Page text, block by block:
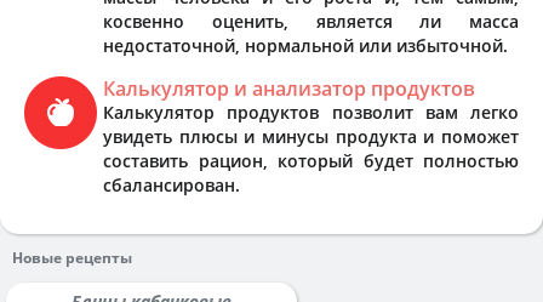
косвенно оценить, является ли масса
недостаточной, нормальной или избыточной.
Калькулятор и анализатор продуктов
Калькулятор продуктов позволит вам легко
увидеть плюсы и минусы продукта и поможет
составить рацион, который будет полностью
сбалансирован.
Новые рецепты